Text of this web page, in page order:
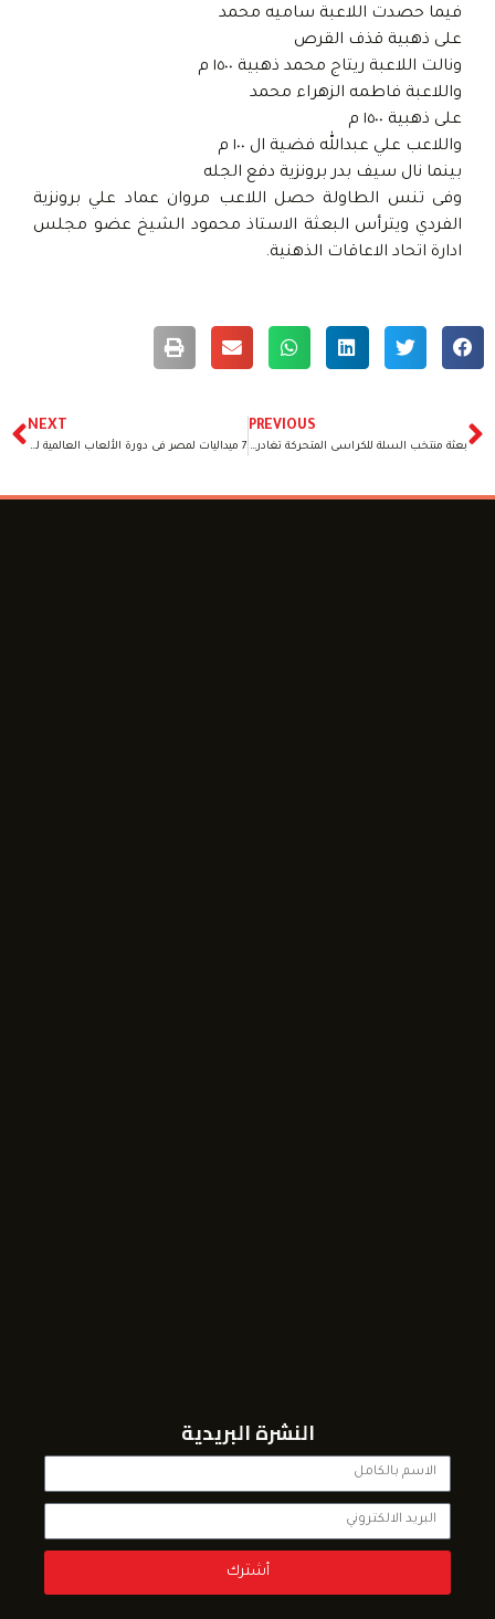
فيما حصدت اللاعبة ساميه محمد
على ذهبية قذف القرص
ونالت اللاعبة ريتاج محمد ذهبية ١٥٠٠ م
واللاعبة فاطمه الزهراء محمد
على ذهبية ١٥٠٠ م
واللاعب علي عبدالله فضية ال ١٠٠ م
بينما نال سيف بدر برونزية دفع الجله
وفى تنس الطاولة حصل اللاعب مروان عماد علي برونزية
الفردي ويترأس البعثة الاستاذ محمود الشيخ عضو مجلس
ادارة اتحاد الاعاقات الذهنية.
PREVIOUS
بعثة منتخب السلة للكراسى المتحركة تغادر إلى دبي للمشاركة في المونديال
NEXT
7 ميداليات لمصر فى دورة الألعاب العالمية للاعاقات الذهنيه بفرنسا
النشرة البريدية
أشترك